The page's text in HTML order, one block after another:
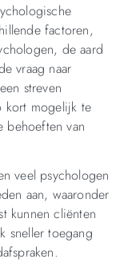
factoren,
de aard
vraag naar
streven
kort mogelijk te
behoeften van
veel psychologen
aan, waaronder
kunnen cliënten
sneller toegang